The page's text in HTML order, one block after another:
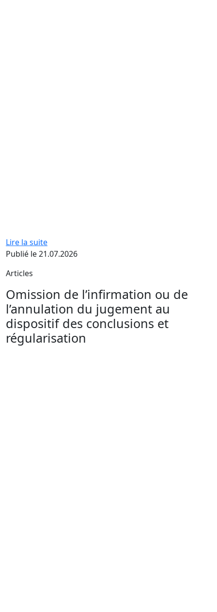
Lire la suite
Publié le 21.07.2026
Articles
Omission de l’infirmation ou de
l’annulation du jugement au
dispositif des conclusions et
régularisation